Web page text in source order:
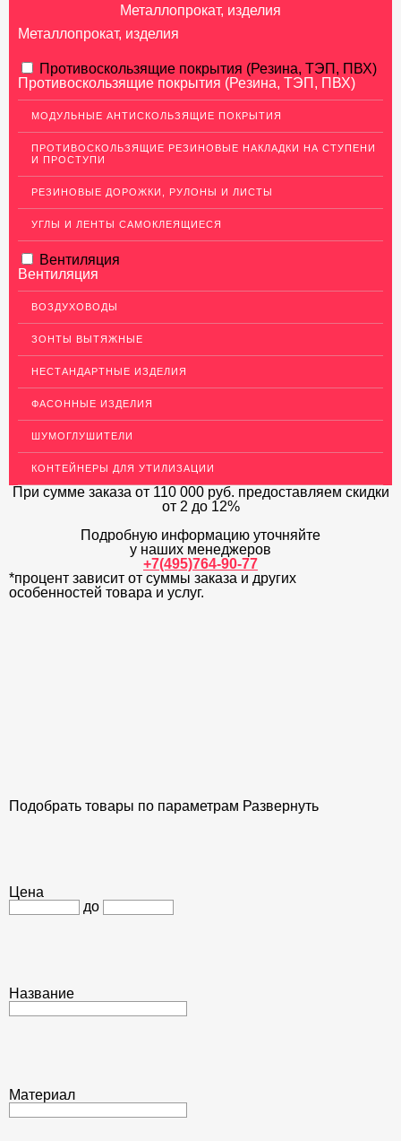
Металлопрокат, изделия
Металлопрокат, изделия
АЛЮМИНИЕВЫЙ ПРОКАТ
НЕРЖАВЕЮЩАЯ СТАЛЬ
Нержавеющие листы
Уголки из нержавеющей стали
Полоса из нержавейки
Нержавеющие трубы
ПВЛ-листы
Сетка из нержавейки
МЕДНЫЙ ПРОКАТ
ЛАТУННЫЙ ПРОКАТ
ДЕКОР НЕРЖАВЕЙКА
ОГРАЖДЕНИЯ ДЛЯ ЛЕСТНИЦ
ЭЛЕКТРОДЫ
МЕТАЛЛИЧЕСКИЕ ПОРОГИ НАПОЛЬНЫЕ (ДЛЯ ПОЛА),
РАСКЛАДКА, ПЛИНТУС
ПОТОЛКИ
Противоскользящие покрытия (Резина, ТЭП, ПВХ)
Противоскользящие покрытия (Резина, ТЭП, ПВХ)
МОДУЛЬНЫЕ АНТИСКОЛЬЗЯЩИЕ ПОКРЫТИЯ
ПРОТИВОСКОЛЬЗЯЩИЕ РЕЗИНОВЫЕ НАКЛАДКИ НА СТУПЕНИ
И ПРОСТУПИ
РЕЗИНОВЫЕ ДОРОЖКИ, РУЛОНЫ И ЛИСТЫ
УГЛЫ И ЛЕНТЫ САМОКЛЕЯЩИЕСЯ
Вентиляция
Вентиляция
ВОЗДУХОВОДЫ
ЗОНТЫ ВЫТЯЖНЫЕ
НЕСТАНДАРТНЫЕ ИЗДЕЛИЯ
ФАСОННЫЕ ИЗДЕЛИЯ
ШУМОГЛУШИТЕЛИ
КОНТЕЙНЕРЫ ДЛЯ УТИЛИЗАЦИИ
При сумме заказа от 110 000 руб. предоставляем скидки
от 2 до 12%
Подробную информацию уточняйте
у наших менеджеров
+7(495)764-90-77
*процент зависит от суммы заказа и других
особенностей товара и услуг.
Подобрать товары по параметрам Развернуть
Цена
до
Название
Материал